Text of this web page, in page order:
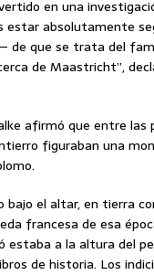
en una
estar absolutamente
de que se trata del
de Maastricht”,
afirmó que entre
figuraban una
bajo el altar, en tierra
francesa de esa
estaba a la altura del
de historia. Los